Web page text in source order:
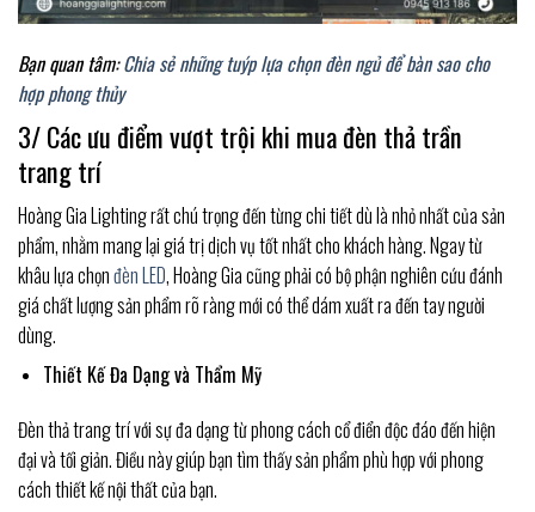
Bạn quan tâm:Chia sẻ những tuýp lựa chọn đèn ngủ để bàn sao cho
hợp phong thủy
3/ Các ưu điểm vượt trội khi mua đèn thả trần
trang trí
Hoàng Gia Lighting rất chú trọng đến từng chi tiết dù là nhỏ nhất của sản
phẩm, nhằm mang lại giá trị dịch vụ tốt nhất cho khách hàng. Ngay từ
khâu lựa chọnđèn LED, Hoàng Gia cũng phải có bộ phận nghiên cứu đánh
giá chất lượng sản phẩm rõ ràng mới có thể dám xuất ra đến tay người
dùng.
Thiết Kế Đa Dạng và Thẩm Mỹ
Đèn thả trang trí với sự đa dạng từ phong cách cổ điển độc đáo đến hiện
đại và tối giản. Điều này giúp bạn tìm thấy sản phẩm phù hợp với phong
cách thiết kế nội thất của bạn.